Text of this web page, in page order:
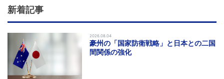
新着記事
2026.08.04
豪州の「国家防衛戦略」と日本との二国
間関係の強化